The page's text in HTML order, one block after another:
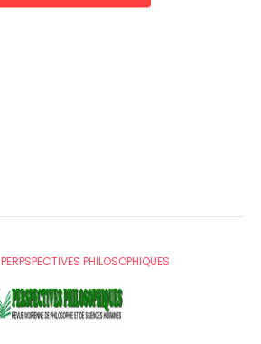
PERPSPECTIVES PHILOSOPHIQUES